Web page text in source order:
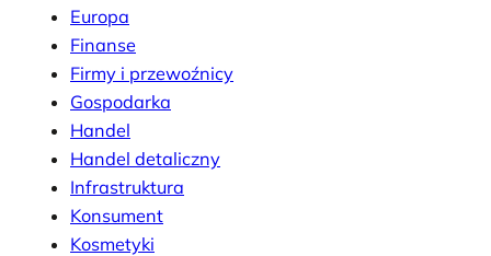
Europa
Finanse
Firmy i przewoźnicy
Gospodarka
Handel
Handel detaliczny
Infrastruktura
Konsument
Kosmetyki